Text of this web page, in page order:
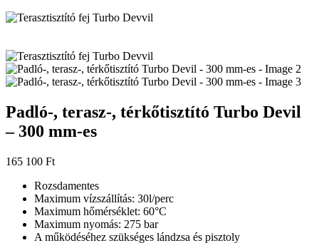
Padló-, terasz-, térkőtisztító Turbo Devil
– 300 mm-es
165 100 Ft
Rozsdamentes
Maximum vízszállítás: 30l/perc
Maximum hőmérséklet: 60°C
Maximum nyomás: 275 bar
A működéséhez szükséges lándzsa és pisztoly